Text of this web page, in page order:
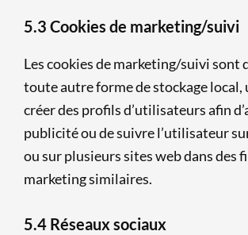
5.3 Cookies de marketing/suivi
Les cookies de marketing/suivi sont
toute autre forme de stockage
créer des profils d’utilisateurs afin
publicité ou de suivre l’utilisateur
ou sur plusieurs sites web dans des
marketing similaires.
5.4 Réseaux sociaux